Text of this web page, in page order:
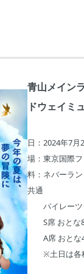
青山メイン
ドウェイミ
日：2024年7
場：東京国際
料：ネバーラ
共通
パイレーツ
S席 おとな
A席 おとな
※土日は各種